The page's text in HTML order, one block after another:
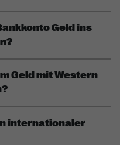
Geld ins
Geld mit Western
internationaler